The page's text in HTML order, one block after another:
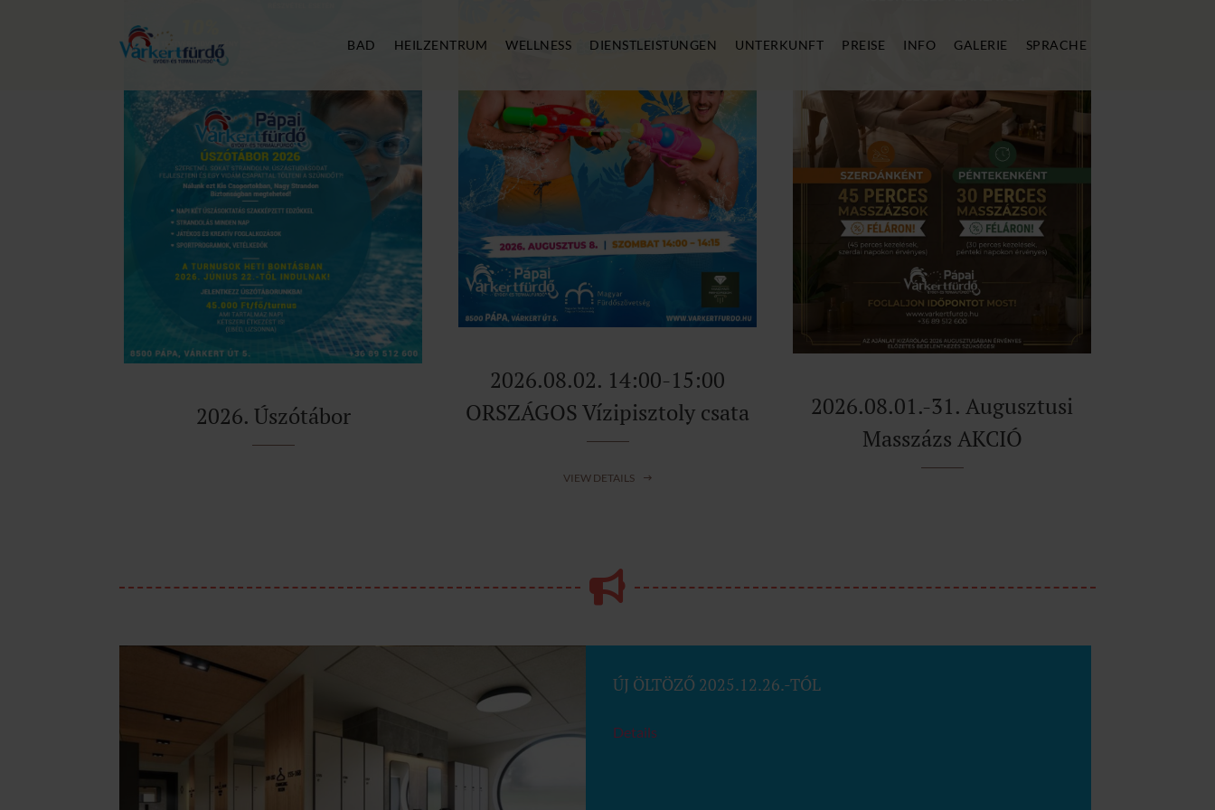
BAD HEILZENTRUM WELLNESS DIENSTLEISTUNGEN UNTERKUNFT PREISE INFO GALERIE SPRACHE
2026. Úszótábor
2026.08.02. 14:00-15:00
ORSZÁGOS Vízipisztoly csata
VIEW DETAILS
2026.08.01.-31. Augusztusi
Masszázs AKCIÓ
ÚJ ÖLTÖZŐ 2025.12.26.-TÓL
Details